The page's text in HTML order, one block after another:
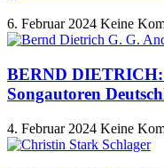
6. Februar 2024 Keine
BERND DIETRICH:
Songautoren
4. Februar 2024 Keine